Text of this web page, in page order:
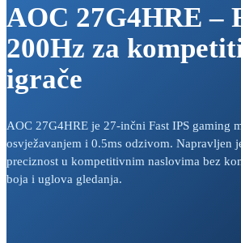
AOC 27G4HRE –
200Hz za
igrače
AOC 27G4HRE je 27-inčni Fast IPS gaming
osvježavanjem i 0.5ms odzivom. Napravljen
preciznost u kompetitivnim naslovima bez
boja i uglova gledanja.